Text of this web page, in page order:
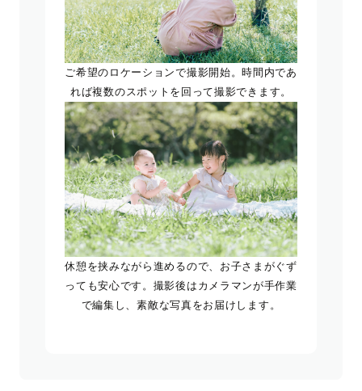
ご希望のロケーションで撮影開始。時間内であ
れば複数のスポットを回って撮影できます。
休憩を挟みながら進めるので、お子さまがぐず
っても安心です。撮影後はカメラマンが手作業
で編集し、素敵な写真をお届けします。